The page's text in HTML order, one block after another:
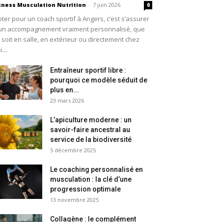
Musculation Nutrition - 7 juin 2026 0
pour un coach sportif à Angers, c’est s’assurer
accompagnement vraiment personnalisé, que
soit en salle, en extérieur ou directement chez
Entraîneur sportif libre :
pourquoi ce modèle séduit de
plus en...
23 mars 2026
L’apiculture moderne : un
savoir-faire ancestral au
service de la biodiversité
5 décembre 2025
Le coaching personnalisé en
musculation : la clé d’une
progression optimale
13 novembre 2025
Collagène : le complément